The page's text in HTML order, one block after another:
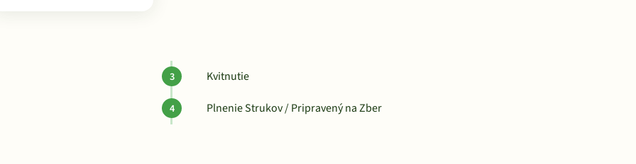
Kvitnutie
Plnenie Strukov / Pripravený na Zber